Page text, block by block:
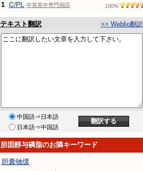
1 C/PL 中英英中専門用語 100%
テキスト翻訳 >> Weblio翻訳
中国語⇒日本語
日本語⇒中国語
胆固醇与磷脂のお隣キーワード
胆囊驰缓